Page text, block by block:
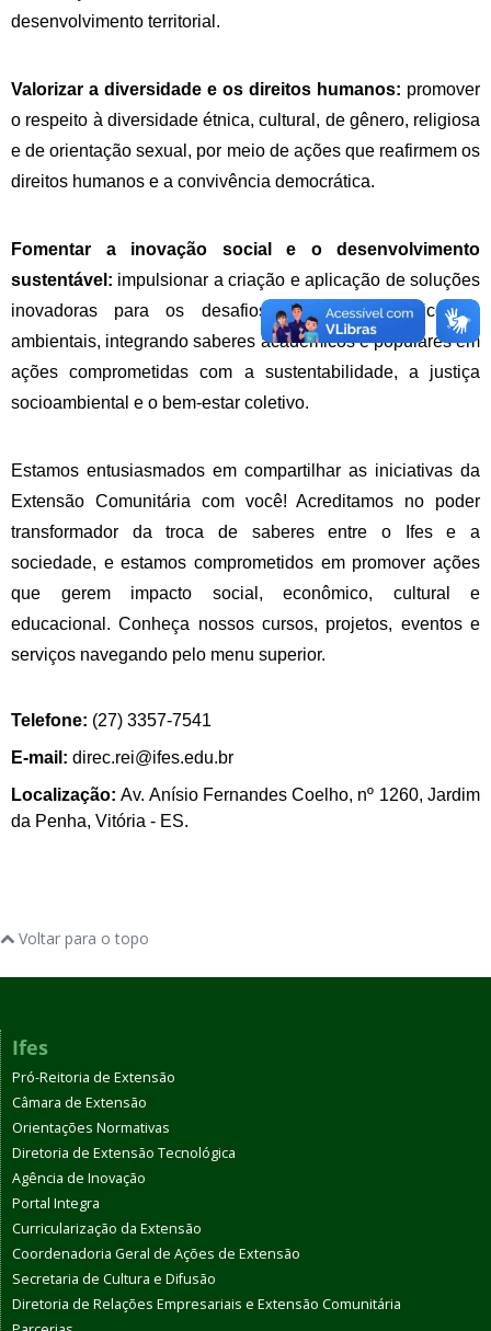
desenvolvimento territorial.
Valorizar a diversidade e os direitos humanos: promover
o respeito à diversidade étnica, cultural, de gênero, religiosa
e de orientação sexual, por meio de ações que reafirmem os
direitos humanos e a convivência democrática.
Fomentar a inovação social e o desenvolvimento
sustentável: impulsionar a criação e aplicação de soluções
inovadoras para os desafios sociais, econômicos e
ambientais, integrando saberes acadêmicos e populares em
ações comprometidas com a sustentabilidade, a justiça
socioambiental e o bem-estar coletivo.
Estamos entusiasmados em compartilhar as iniciativas da
Extensão Comunitária com você! Acreditamos no poder
transformador da troca de saberes entre o Ifes e a
sociedade, e estamos comprometidos em promover ações
que gerem impacto social, econômico, cultural e
educacional. Conheça nossos cursos, projetos, eventos e
serviços navegando pelo menu superior.
Telefone: (27) 3357-7541
E-mail: direc.rei@ifes.edu.br
Localização: Av. Anísio Fernandes Coelho, nº 1260, Jardim
da Penha, Vitória - ES.
Voltar para o topo
Ifes
Pró-Reitoria de Extensão
Câmara de Extensão
Orientações Normativas
Diretoria de Extensão Tecnológica
Agência de Inovação
Portal Integra
Curricularização da Extensão
Coordenadoria Geral de Ações de Extensão
Secretaria de Cultura e Difusão
Diretoria de Relações Empresariais e Extensão Comunitária